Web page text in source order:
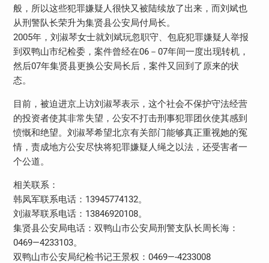
般，所以这些犯罪嫌疑人很快又被陆续放了出来，而刘斌也
从刑警队长荣升为集贤县公安局付局长。
2005年，刘淑琴女士就刘斌玩忽职守、包庇犯罪嫌疑人举报
到双鸭山市纪检委，案件曾经在06－07年间一度出现转机，
然后07年集贤县更换公安局长后，案件又回到了原来的状
态。
目前，被迫进京上访刘淑琴表示，这个社会不保护守法经营
的投资者使其非常失望，公安不打击刑事犯罪团伙使其感到
愤慨和绝望。刘淑琴希望北京有关部门能够真正重视她的冤
情，责成地方公安尽快将犯罪嫌疑人绳之以法，还受害者一
个公道。
相关联系：
韩凤军联系电话：13945774132。
刘淑琴联系电话：13846920108。
集贤县公安局电话：双鸭山市公安局刑警支队长周长海：
0469—4233103。
双鸭山市公安局纪检书记王景权：0469—-4233008